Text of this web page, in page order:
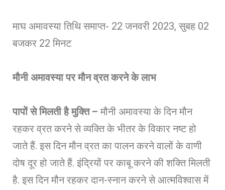
माघ अमावस्या तिथि समाप्त- 22 जनवरी 2023, सुबह 02
बजकर 22 मिनट
मौनी अमावस्या पर मौन व्रत करने के लाभ
पापों से मिलती है मुक्ति – मौनी अमावस्या के दिन मौन
रहकर व्रत करने से व्यक्ति के भीतर के विकार नष्ट हो
जाते हैं. इस दिन मौन व्रत का पालन करने वालों के वाणी
दोष दूर हो जाते हैं. इंद्रियों पर काबू करने की शक्ति मिलती
है. इस दिन मौन रहकर दान-स्नान करने से आत्मविश्वास में